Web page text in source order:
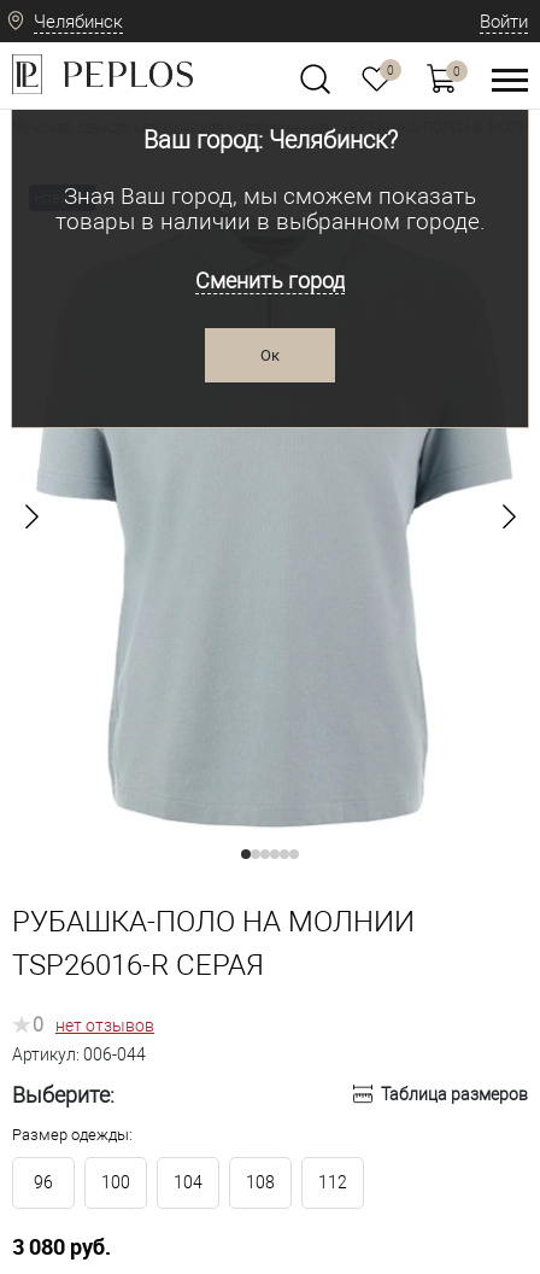
Челябинск
Ваш город: Челябинск?
Зная Ваш город, мы сможем показать
товары в наличии в выбранном городе.
Сменить город
Ок
Войти
0 0
Мужская одежда: классическая и современная РУБАШКА-ПОЛО НА
Новинка
РУБАШКА-ПОЛО НА МОЛНИИ
TSP26016-R СЕРАЯ
0
нет отзывов
Артикул: 006-044
Выберите: Таблица размеров
Размер одежды:
96 100 104 108 112
3 080 руб.